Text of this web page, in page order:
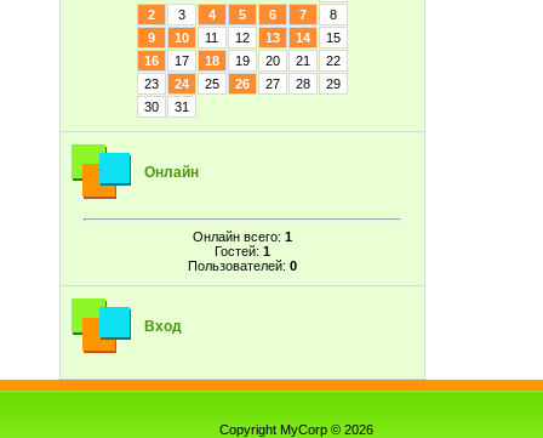
2
3 4 5 6 7
8
9
10 11 12 13 14
15
16
17 18 19 20 21
22
23
24 25 26 27 28
29
30
31
Онлайн
Онлайн всего: 1
Гостей: 1
Пользователей: 0
Вход
Copyright MyCorp © 2026